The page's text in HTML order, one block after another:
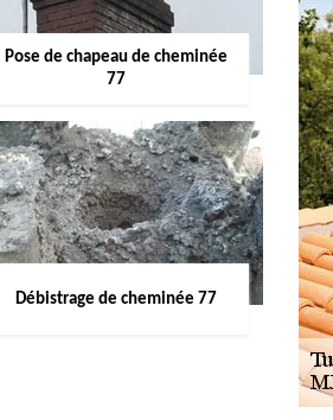
Pose de chapeau de cheminée
77
Débistrage de cheminée 77